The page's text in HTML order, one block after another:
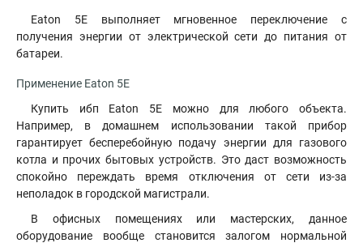
Eaton 5E выполняет мгновенное переключение с
получения энергии от электрической сети до питания от
батареи.
Применение Eaton 5E
Купить ибп Eaton 5E можно для любого объекта.
Например, в домашнем использовании такой прибор
гарантирует бесперебойную подачу энергии для газового
котла и прочих бытовых устройств. Это даст возможность
спокойно переждать время отключения от сети из-за
неполадок в городской магистрали.
В офисных помещениях или мастерских, данное
оборудование вообще становится залогом нормальной